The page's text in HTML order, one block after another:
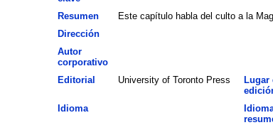
Resumen
Este capítulo habla del culto a la
Dirección
Autor
corporativo
Editorial University of Toronto Press
Lugar
Idioma